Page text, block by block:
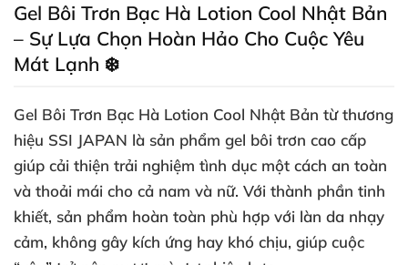
Gel Bôi Trơn Bạc Hà Lotion Cool Nhật Bản
– Sự Lựa Chọn Hoàn Hảo Cho Cuộc Yêu
Mát Lạnh ❄️
Gel Bôi Trơn Bạc Hà Lotion Cool Nhật Bản từ thương
hiệu SSI JAPAN là sản phẩm gel bôi trơn cao cấp
giúp cải thiện trải nghiệm tình dục một cách an toàn
và thoải mái cho cả nam và nữ. Với thành phần tinh
khiết, sản phẩm hoàn toàn phù hợp với làn da nhạy
cảm, không gây kích ứng hay khó chịu, giúp cuộc